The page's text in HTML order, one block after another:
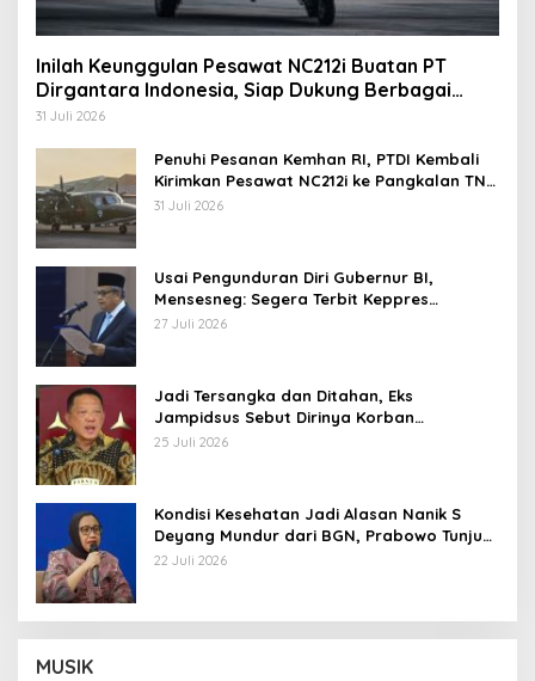
Inilah Keunggulan Pesawat NC212i Buatan PT
Dirgantara Indonesia, Siap Dukung Berbagai
Operasi TNI
31 Juli 2026
Penuhi Pesanan Kemhan RI, PTDI Kembali
Kirimkan Pesawat NC212i ke Pangkalan TNI
AU
31 Juli 2026
Usai Pengunduran Diri Gubernur BI,
Mensesneg: Segera Terbit Keppres
Pemberhentian dengan Hormat
27 Juli 2026
Jadi Tersangka dan Ditahan, Eks
Jampidsus Sebut Dirinya Korban
Kriminalisasi
25 Juli 2026
Kondisi Kesehatan Jadi Alasan Nanik S
Deyang Mundur dari BGN, Prabowo Tunjuk
Wamentan Sudaryono
22 Juli 2026
MUSIK